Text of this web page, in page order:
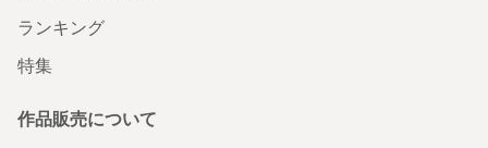
ランキング
特集
作品販売について